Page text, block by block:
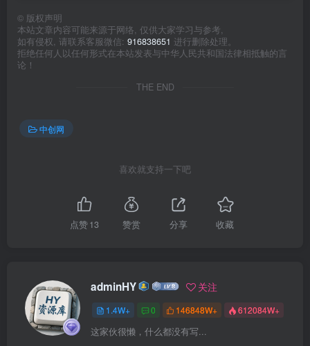
© 版权声明
本站文章内容可能来源于网络, 仅供大家学习与参考,
如有侵权, 请联系客服微信: 916838651 进行删除处理。
拒绝任何人以任何形式在本站发表与中华人民共和国法律相抵触的言
论！
THE END
中创网
喜欢就支持一下吧
点赞13 赞赏 分享 收藏
adminHY 关注
1.4W+ 0 146848W+ 612084W+
这家伙很懒，什么都没有写...